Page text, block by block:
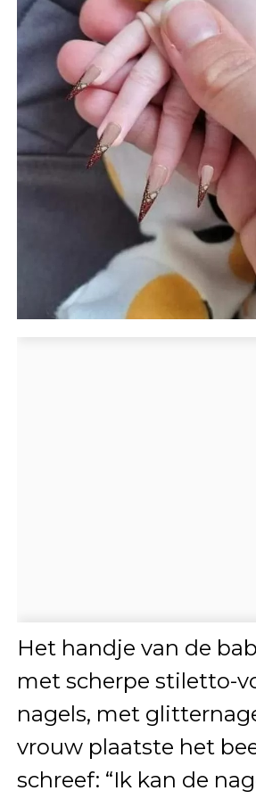
Het handje van de
met scherpe stiletto-
nagels, met
vrouw plaatste het
schreef: “Ik kan de